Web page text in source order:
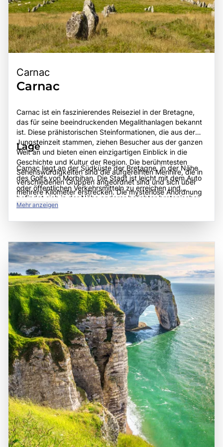
Carnac
Carnac
Carnac ist ein faszinierendes Reiseziel in der Bretagne,
das für seine beeindruckenden Megalithanlagen bekannt
ist. Diese prähistorischen Steinformationen, die aus der
Jungsteinzeit stammen, ziehen Besucher aus der ganzen
Welt an und bieten einen einzigartigen Einblick in die
Geschichte und Kultur der Region. Die berühmtesten
Sehenswürdigkeiten sind die aufgereihten Menhire, die in
verschiedenen Gruppen angeordnet sind und sich über
mehrere Kilometer erstrecken. Die mysteriöse Anordnung
dieser Steine hat zu zahlreichen Theorien über ihre
Carnac zu einem Ort voller Geheimnisse und
Gelegenheit nicht entgehen lassen, die beeindruckenden
Steinformationen zu erkunden und mehr über die
faszinierende Geschichte der Megalithkultur zu erfahren,
die hier vor Tausenden von Jahren blühte.
Lage
Carnac liegt an der Südküste der Bretagne, in der Nähe
des Golfs von Morbihan. Die Stadt ist leicht mit dem Auto
oder öffentlichen Verkehrsmitteln zu erreichen und
befindet sich in der Nähe anderer beliebter bretonischer
Orte wie Vannes und Auray. Die malerische
beeindruckenden historischen Stätten und der natürlichen
Schönheit der Umgebung macht Carnac zu einem Muss
für jeden, der die Region besucht.
Mehr anzeigen